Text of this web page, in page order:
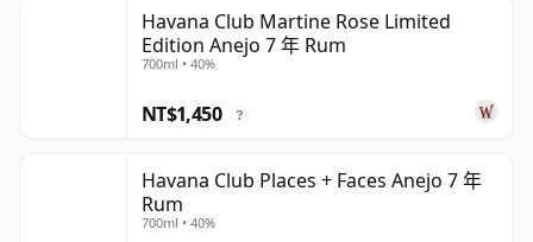
Havana Club Martine Rose Limited
Edition Anejo 7 年 Rum
700ml • 40%
NT$1,450 ?
Havana Club Places + Faces Anejo 7 年
Rum
700ml • 40%